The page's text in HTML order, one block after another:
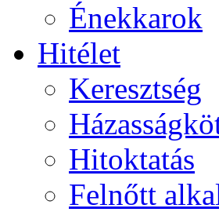
Énekkarok
Hitélet
Keresztség
Hitoktatás
Felnőtt